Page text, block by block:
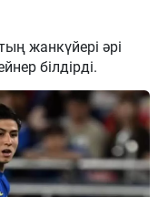
жанкүйері әрі
білдірді.